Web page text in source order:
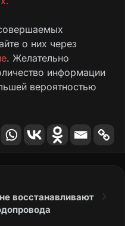
о них через
. Желательно
информации
вероятностью
восстанавливают